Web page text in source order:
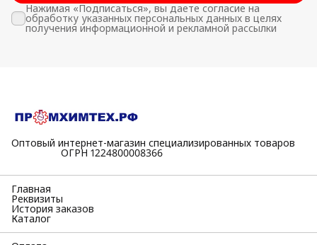
Нажимая «Подписаться», вы даете согласие на
обработку указанных персональных данных в целях
получения информационной и рекламной рассылки
Оптовый интернет-магазин специализированных товаров
⠀⠀⠀⠀⠀⠀⠀ОГРН 1224800008366
Главная
Реквизиты
История заказов
Каталог